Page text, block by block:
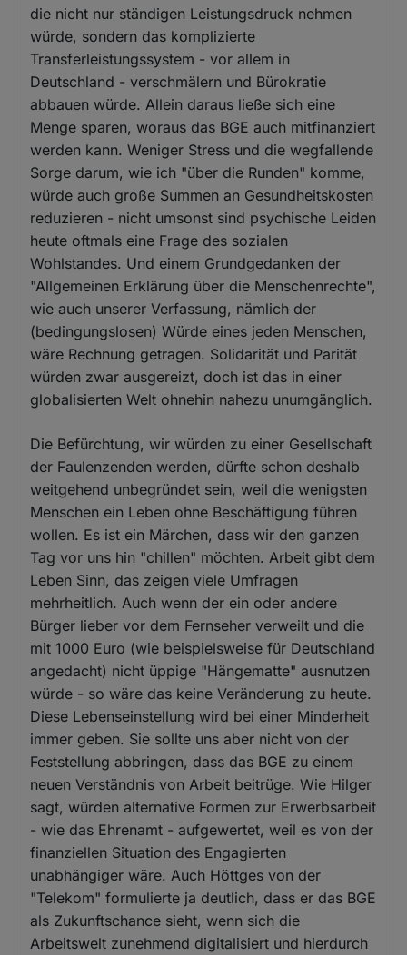
die nicht nur ständigen Leistungsdruck nehmen
würde, sondern das komplizierte
Transferleistungssystem - vor allem in
Deutschland - verschmälern und Bürokratie
abbauen würde. Allein daraus ließe sich eine
Menge sparen, woraus das BGE auch mitfinanziert
werden kann. Weniger Stress und die wegfallende
Sorge darum, wie ich "über die Runden" komme,
würde auch große Summen an Gesundheitskosten
reduzieren - nicht umsonst sind psychische Leiden
heute oftmals eine Frage des sozialen
Wohlstandes. Und einem Grundgedanken der
"Allgemeinen Erklärung über die Menschenrechte",
wie auch unserer Verfassung, nämlich der
(bedingungslosen) Würde eines jeden Menschen,
wäre Rechnung getragen. Solidarität und Parität
würden zwar ausgereizt, doch ist das in einer
globalisierten Welt ohnehin nahezu unumgänglich.
Die Befürchtung, wir würden zu einer Gesellschaft
der Faulenzenden werden, dürfte schon deshalb
weitgehend unbegründet sein, weil die wenigsten
Menschen ein Leben ohne Beschäftigung führen
wollen. Es ist ein Märchen, dass wir den ganzen
Tag vor uns hin "chillen" möchten. Arbeit gibt dem
Leben Sinn, das zeigen viele Umfragen
mehrheitlich. Auch wenn der ein oder andere
Bürger lieber vor dem Fernseher verweilt und die
mit 1000 Euro (wie beispielsweise für Deutschland
angedacht) nicht üppige "Hängematte" ausnutzen
würde - so wäre das keine Veränderung zu heute.
Diese Lebenseinstellung wird bei einer Minderheit
immer geben. Sie sollte uns aber nicht von der
Feststellung abbringen, dass das BGE zu einem
neuen Verständnis von Arbeit beitrüge. Wie Hilger
sagt, würden alternative Formen zur Erwerbsarbeit
- wie das Ehrenamt - aufgewertet, weil es von der
finanziellen Situation des Engagierten
unabhängiger wäre. Auch Höttges von der
"Telekom" formulierte ja deutlich, dass er das BGE
als Zukunftschance sieht, wenn sich die
Arbeitswelt zunehmend digitalisiert und hierdurch